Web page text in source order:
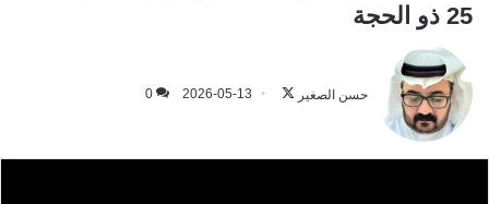
25 ذو الحجة
حسن الصغير
على
2026-05-13
0